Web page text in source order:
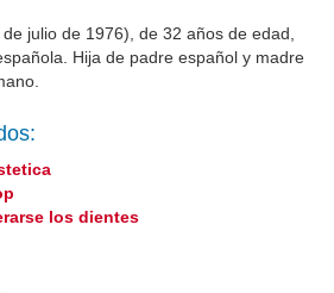
julio de 1976), de 32 años de edad,
Hija de padre español y madre
los dientes